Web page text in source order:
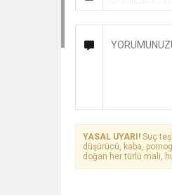
YASAL UYARI! Suç
düşürücü, kaba,
doğan her türlü mali,